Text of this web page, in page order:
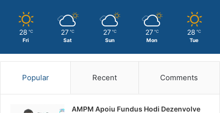
28 ℃
Fri
27 ℃
Sat
27 ℃
Sun
27 ℃
Mon
28 ℃
Tue
Popular Recent Comments
AMPM Apoiu Fundus Hodi Dezenvolve